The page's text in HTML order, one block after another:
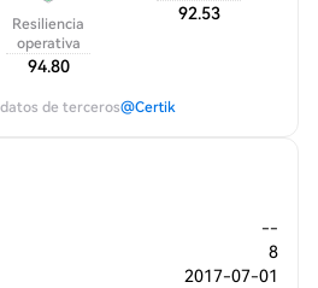
Resiliencia
operativa
94.80
92.53
de terceros@Certik
--
8
2017-07-01